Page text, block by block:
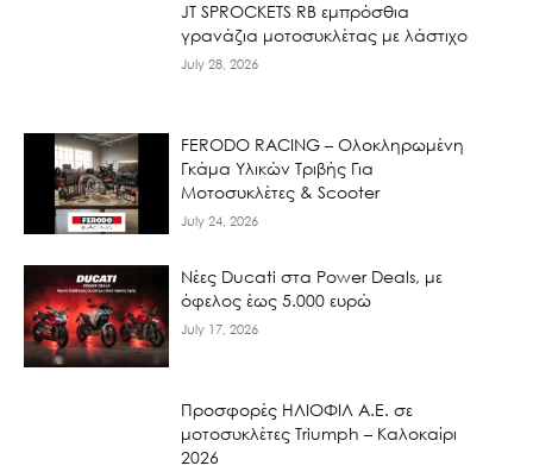
JT SPROCKETS RB εμπρόσθια
γρανάζια μοτοσυκλέτας με λάστιχο
July 28, 2026
FERODO RACING – Ολοκληρωμένη
Γκάμα Υλικών Τριβής Για
Μοτοσυκλέτες & Scooter
July 24, 2026
Νέες Ducati στα Power Deals, με
όφελος έως 5.000 ευρώ
July 17, 2026
Προσφορές ΗΛΙΟΦΙΛ Α.Ε. σε
μοτοσυκλέτες Triumph – Καλοκαίρι
2026